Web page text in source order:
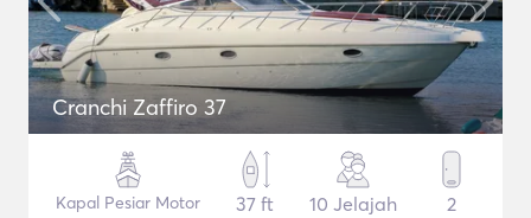
Cranchi Zaffiro 37
Kapal Pesiar Motor
37 ft
10 Jelajah 2